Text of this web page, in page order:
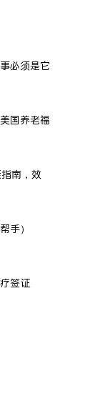
必须是它
国养老福
南，效
手）
签证